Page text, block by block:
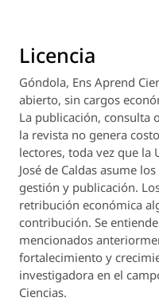
Licencia
Góndola, Ens Aprend
abierto, sin cargos
La publicación, consulta
la revista no genera
lectores, toda vez que la
José de Caldas asume
gestión y publicación.
retribución económica
contribución. Se
mencionados
fortalecimiento y
investigadora en el
Ciencias.